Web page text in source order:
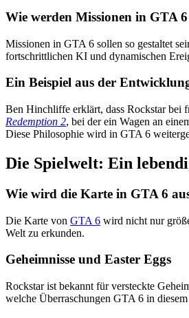
Wie werden Missionen in GTA 6
Missionen in GTA 6 sollen so gestaltet
fortschrittlichen KI und dynamischen
Ein Beispiel aus der
Ben Hinchliffe erklärt, dass Rockstar bei
Redemption 2, bei der ein Wagen an
Diese Philosophie wird in GTA 6
Die Spielwelt: Ein
Wie wird die Karte in GTA 6
Die Karte von GTA 6 wird nicht nur
Welt zu erkunden.
Geheimnisse und Easter Eggs
Rockstar ist bekannt für versteckte
welche Überraschungen GTA 6 in